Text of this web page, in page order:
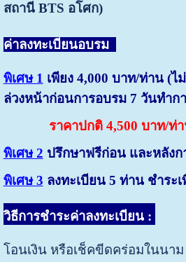
สถานี BTS อโศก)
ค่าลงทะเบียนอบรม
พิเศษ 1 เพียง 4,000 บาท/ท่าน (ไ
ล่วงหน้าก่อนการอบรม 7 วันทำก
ราคาปกติ 4,500 บาท/ท่
พิเศษ 2 ปรึกษาฟรีก่อน และหลังก
พิเศษ 3 ลงทะเบียน 5 ท่าน ชำระ
วิธีการชำระค่าลงทะเบียน:
โอนเงิน หรือเช็คขีดคร่อมในนาม